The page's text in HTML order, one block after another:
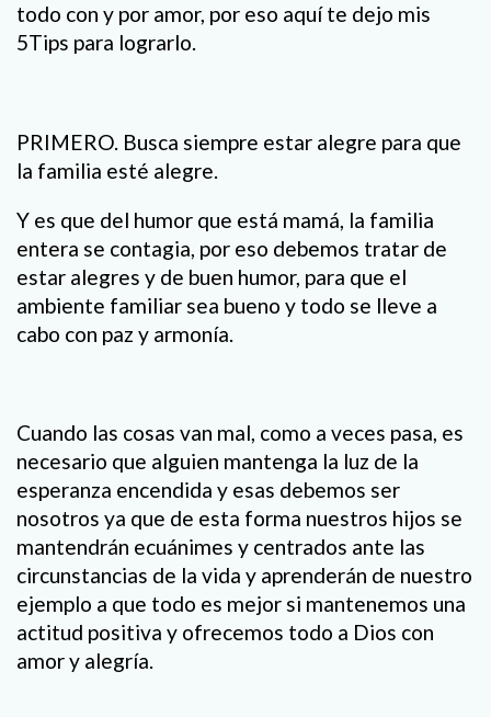
todo con y por amor, por eso aquí te dejo mis
5Tips para lograrlo.
PRIMERO. Busca siempre estar alegre para que
la familia esté alegre.
Y es que del humor que está mamá, la familia
entera se contagia, por eso debemos tratar de
estar alegres y de buen humor, para que el
ambiente familiar sea bueno y todo se lleve a
cabo con paz y armonía.
Cuando las cosas van mal, como a veces pasa, es
necesario que alguien mantenga la luz de la
esperanza encendida y esas debemos ser
nosotros ya que de esta forma nuestros hijos se
mantendrán ecuánimes y centrados ante las
circunstancias de la vida y aprenderán de nuestro
ejemplo a que todo es mejor si mantenemos una
actitud positiva y ofrecemos todo a Dios con
amor y alegría.